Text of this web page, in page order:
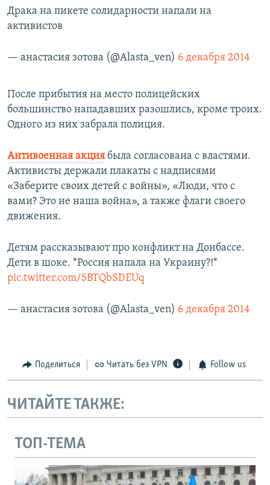
Драка на пикете солидарности напали на
активистов
— анастасия зотова (@Alasta_ven) 6 декабря 2014
​После прибытия на место полицейских
большинство нападавших разошлись, кроме троих.
Одного из них забрала полиция.
Антивоенная акция была согласована с властями.
Активисты держали плакаты с надписями
«Заберите своих детей с войны», «Люди, что с
вами? Это не наша война», а также флаги своего
движения.
Детям рассказывают про конфликт на Донбассе.
Дети в шоке. *Россия напала на Украину?!*
pic.twitter.com/5BTQbSDEUq
— анастасия зотова (@Alasta_ven) 6 декабря 2014
Поделиться Читать без VPN Follow us
ЧИТАЙТЕ ТАКЖЕ:
ТОП-ТЕМА